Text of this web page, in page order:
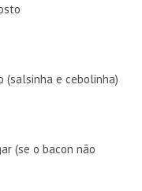
(salsinha e cebolinha)
(se o bacon não